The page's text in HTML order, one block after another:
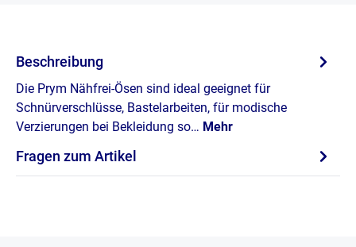
Beschreibung
Die Prym Nähfrei-Ösen sind ideal geeignet für
Schnürverschlüsse, Bastelarbeiten, für modische
Verzierungen bei Bekleidung so… Mehr
Fragen zum Artikel